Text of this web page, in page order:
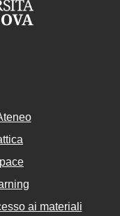
ai materiali